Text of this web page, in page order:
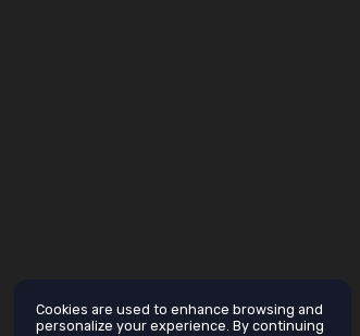
Cookies are used to enhance browsing and
personalize your experience. By continuing